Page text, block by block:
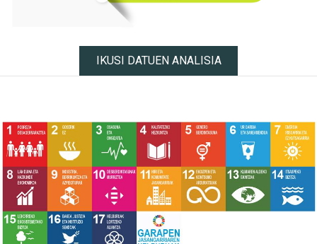
IKUSI DATUEN ANALISIA